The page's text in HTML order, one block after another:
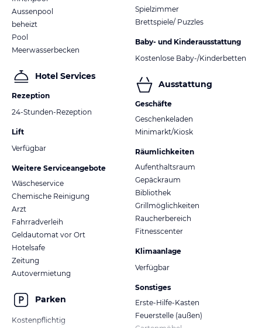
Aussenpool
beheizt
Pool
Meerwasserbecken
Hotel Services
Rezeption
24-Stunden-Rezeption
Lift
Verfügbar
Weitere Serviceangebote
Wäscheservice
Chemische Reinigung
Arzt
Fahrradverleih
Geldautomat vor Ort
Hotelsafe
Zeitung
Autovermietung
Parken
Kostenpflichtig
Spielzimmer
Brettspiele/ Puzzles
Baby- und Kinderausstattung
Kostenlose Baby-/Kinderbetten
Ausstattung
Geschäfte
Geschenkeladen
Minimarkt/Kiosk
Räumlichkeiten
Aufenthaltsraum
Gepäckraum
Bibliothek
Grillmöglichkeiten
Raucherbereich
Fitnesscenter
Klimaanlage
Verfügbar
Sonstiges
Erste-Hilfe-Kasten
Feuerstelle (außen)